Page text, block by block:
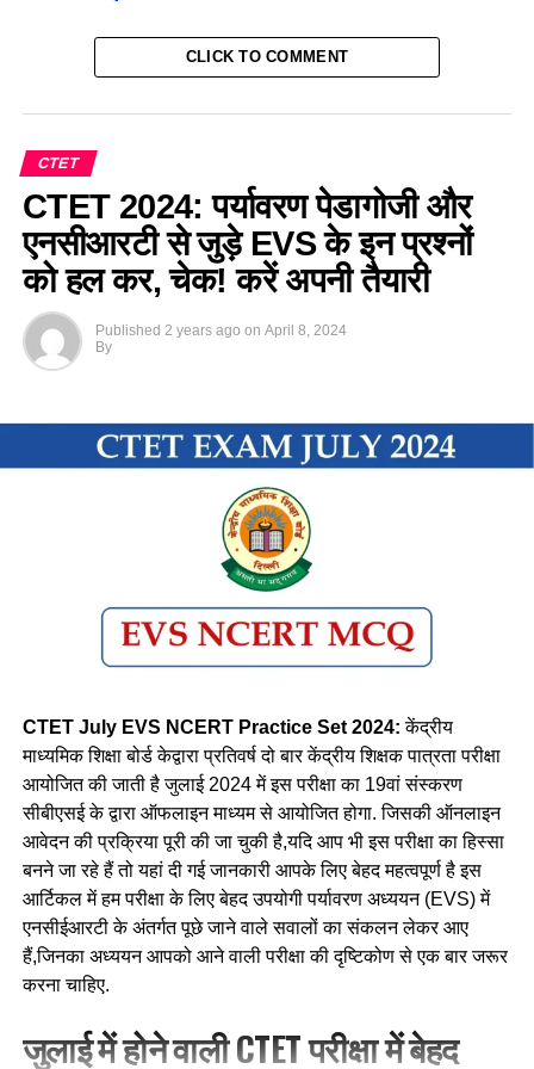
CLICK TO COMMENT
CTET
CTET 2024: पर्यावरण पेडागोजी और
एनसीआरटी से जुड़े EVS के इन प्रश्नों
को हल कर, चेक! करें अपनी तैयारी
Published 2 years ago on April 8, 2024
By
CTET July EVS NCERT Practice Set 2024: केंद्रीय
माध्यमिक शिक्षा बोर्ड केद्वारा प्रतिवर्ष दो बार केंद्रीय शिक्षक पात्रता परीक्षा
आयोजित की जाती है जुलाई 2024 में इस परीक्षा का 19वां संस्करण
सीबीएसई के द्वारा ऑफलाइन माध्यम से आयोजित होगा. जिसकी ऑनलाइन
आवेदन की प्रक्रिया पूरी की जा चुकी है,यदि आप भी इस परीक्षा का हिस्सा
बनने जा रहे हैं तो यहां दी गई जानकारी आपके लिए बेहद महत्वपूर्ण है इस
आर्टिकल में हम परीक्षा के लिए बेहद उपयोगी पर्यावरण अध्ययन (EVS) में
एनसीईआरटी के अंतर्गत पूछे जाने वाले सवालों का संकलन लेकर आए
हैं,जिनका अध्ययन आपको आने वाली परीक्षा की दृष्टिकोण से एक बार जरूर
करना चाहिए.
जुलाई में होने वाली CTET परीक्षा में बेहद